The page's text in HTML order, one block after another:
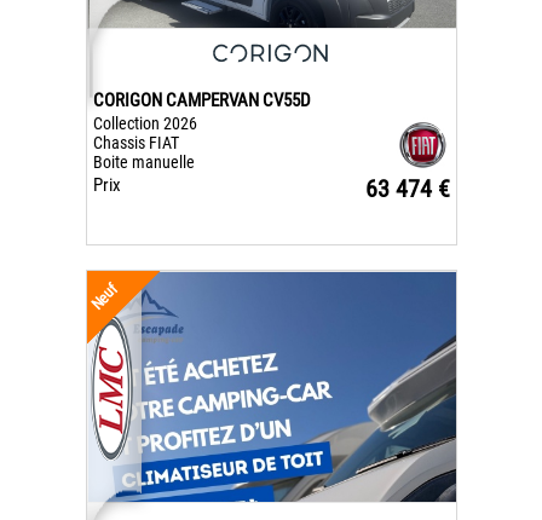
CORIGON CAMPERVAN CV55D
Collection 2026
Chassis FIAT
Boite manuelle
Prix 63 474 €
Neuf